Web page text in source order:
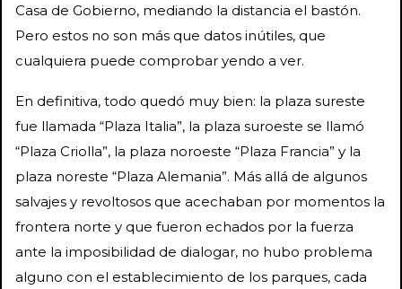
Casa de Gobierno, mediando la distancia el bastón.
Pero estos no son más que datos inútiles, que
cualquiera puede comprobar yendo a ver.
En definitiva, todo quedó muy bien: la plaza sureste
fue llamada “Plaza Italia”, la plaza suroeste se llamó
“Plaza Criolla”, la plaza noroeste “Plaza Francia” y la
plaza noreste “Plaza Alemania”. Más allá de algunos
salvajes y revoltosos que acechaban por momentos la
frontera norte y que fueron echados por la fuerza
ante la imposibilidad de dialogar, no hubo problema
alguno con el establecimiento de los parques, cada